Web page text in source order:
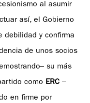
al asumir
así, el Gobierno
debilidad y confirma
de unos socios
su más
como ERC –
en firme por